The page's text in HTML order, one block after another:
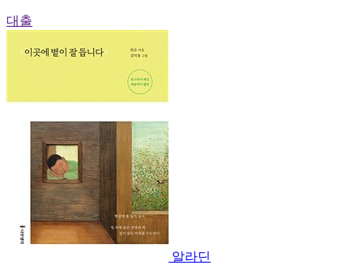
대출
알라딘